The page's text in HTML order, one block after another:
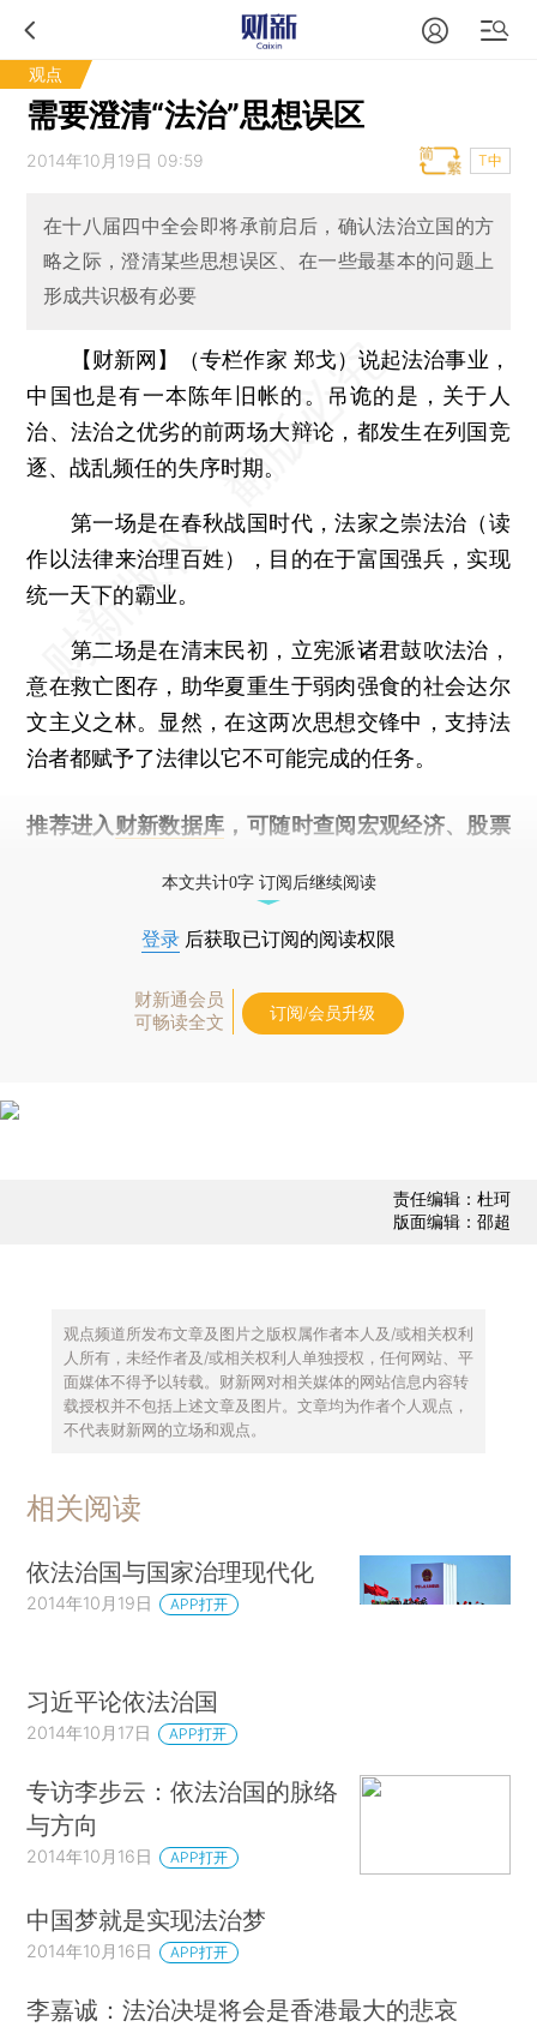
观点
需要澄清“法治”思想误区
2014年10月19日 09:59 T中
在十八届四中全会即将承前启后，确认法治立国的方
略之际，澄清某些思想误区、在一些最基本的问题上
形成共识极有必要
【财新网】（专栏作家 郑戈）说起法治事业，
中国也是有一本陈年旧帐的。吊诡的是，关于人
治、法治之优劣的前两场大辩论，都发生在列国竞
逐、战乱频任的失序时期。
第一场是在春秋战国时代，法家之崇法治（读
作以法律来治理百姓），目的在于富国强兵，实现
统一天下的霸业。
第二场是在清末民初，立宪派诸君鼓吹法治，
意在救亡图存，助华夏重生于弱肉强食的社会达尔
文主义之林。显然，在这两次思想交锋中，支持法
治者都赋予了法律以它不可能完成的任务。
推荐进入 财新数据库 ，可随时查阅宏观经济、股票
本文共计0字 订阅后继续阅读
登录 后获取已订阅的阅读权限
财新通会员
可畅读全文
订阅/会员升级
责任编辑：杜珂
版面编辑：邵超
观点频道所发布文章及图片之版权属作者本人及/或相关权利
人所有，未经作者及/或相关权利人单独授权，任何网站、平
面媒体不得予以转载。财新网对相关媒体的网站信息内容转
载授权并不包括上述文章及图片。文章均为作者个人观点，
不代表财新网的立场和观点。
相关阅读
依法治国与国家治理现代化
2014年10月19日 APP打开
习近平论依法治国
2014年10月17日 APP打开
专访李步云：依法治国的脉络
与方向
2014年10月16日 APP打开
中国梦就是实现法治梦
2014年10月16日 APP打开
李嘉诚：法治决堤将会是香港最大的悲哀